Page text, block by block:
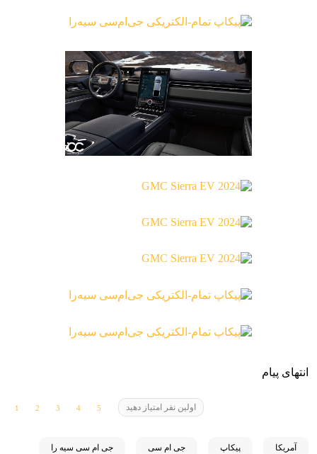
انتهای پیام
اولین نفر امتیاز دهید
آمریکا پیکاپ جی ام سی جی ام سی سیه را